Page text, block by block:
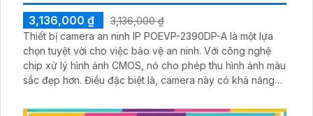
3,136,000 ₫
3,136,000 ₫
Thiết bị camera an ninh IP POEVP-2390DP-A là một lựa
chọn tuyệt vời cho việc bảo vệ an ninh. Với công nghệ
chip xử lý hình ảnh CMOS, nó cho phép thu hình ảnh màu
sắc đẹp hơn. Điều đặc biệt là, camera này có khả năng
dễ dàng trong môi trường thiếu ánh sáng. Camera còn